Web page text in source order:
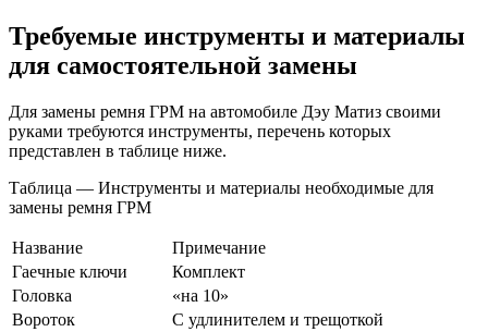
Требуемые инструменты и материалы
для самостоятельной замены
Для замены ремня ГРМ на автомобиле Дэу Матиз своими
руками требуются инструменты, перечень которых
представлен в таблице ниже.
Таблица — Инструменты и материалы необходимые для
замены ремня ГРМ
Название
Примечание
Гаечные ключи
Комплект
Головка
«на 10»
Вороток
С удлинителем и трещоткой